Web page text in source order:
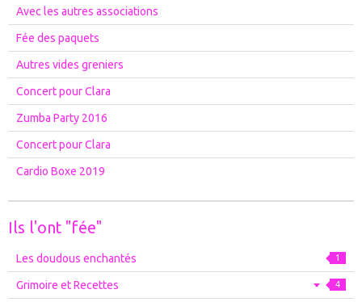
Avec les autres associations
Fée des paquets
Autres vides greniers
Concert pour Clara
Zumba Party 2016
Concert pour Clara
Cardio Boxe 2019
Ils l'ont "fée"
Les doudous enchantés 1
Grimoire et Recettes 4